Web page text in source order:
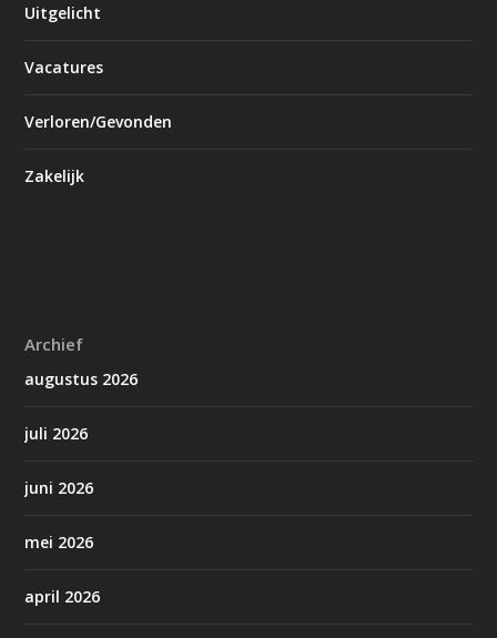
Uitgelicht
Vacatures
Verloren/Gevonden
Zakelijk
Archief
augustus 2026
juli 2026
juni 2026
mei 2026
april 2026